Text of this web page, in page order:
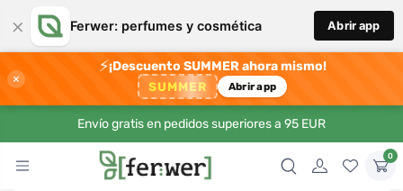
× Ferwer: perfumes y cosmética Abrir app
×
⚡¡Descuento SUMMER ahora mismo!
SUMMER Abrir app
Envío gratis en pedidos superiores a 95 EUR
0